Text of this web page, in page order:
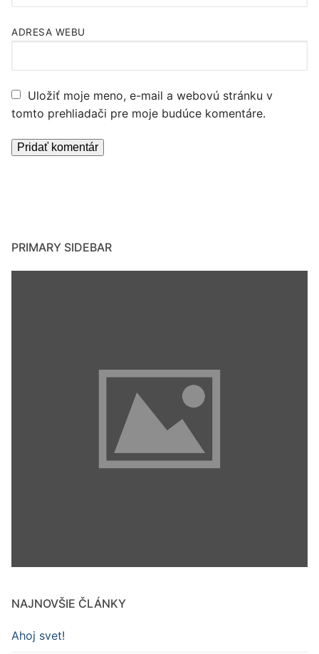
ADRESA WEBU
Uložiť moje meno, e-mail a webovú stránku v
tomto prehliadači pre moje budúce komentáre.
PRIMARY SIDEBAR
NAJNOVŠIE ČLÁNKY
Ahoj svet!